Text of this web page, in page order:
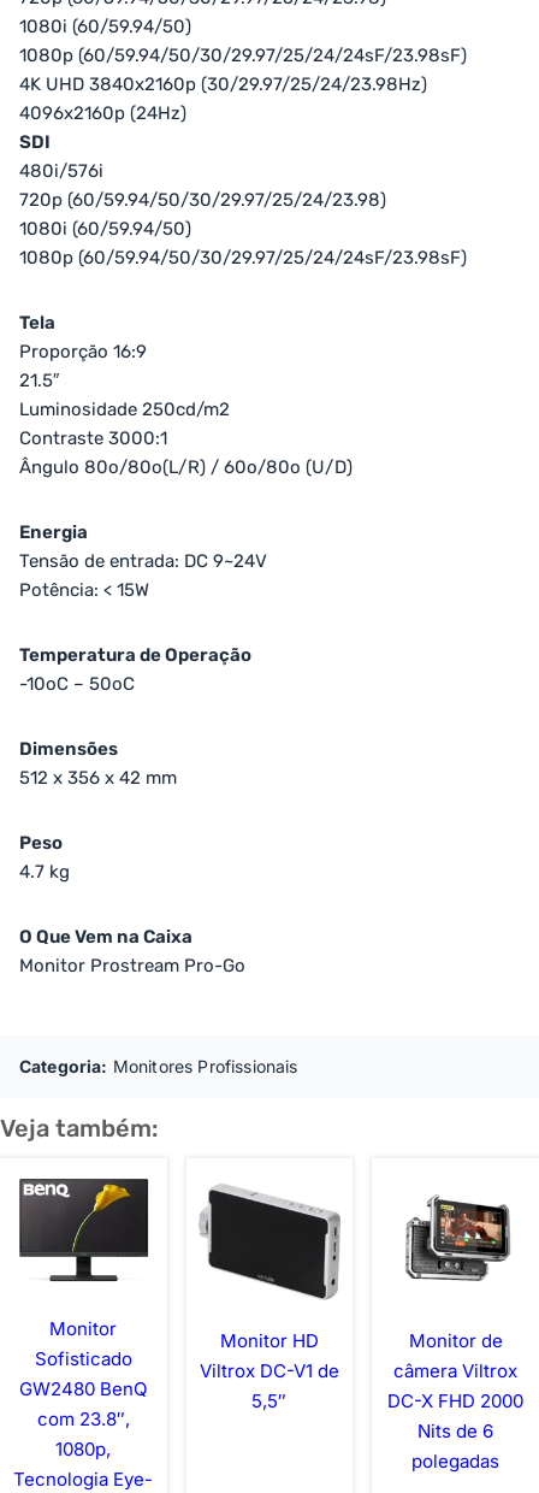
1080i (60/59.94/50)
1080p (60/59.94/50/30/29.97/25/24/24sF/23.98sF)
4K UHD 3840x2160p (30/29.97/25/24/23.98Hz)
4096x2160p (24Hz)
SDI
480i/576i
720p (60/59.94/50/30/29.97/25/24/23.98)
1080i (60/59.94/50)
1080p (60/59.94/50/30/29.97/25/24/24sF/23.98sF)
Tela
Proporção 16:9
21.5″
Luminosidade 250cd/m2
Contraste 3000:1
Ângulo 80o/80o(L/R) / 60o/80o (U/D)
Energia
Tensão de entrada: DC 9~24V
Potência: < 15W
Temperatura de Operação
-10oC – 50oC
Dimensões
512 x 356 x 42 mm
Peso
4.7 kg
O Que Vem na Caixa
Monitor Prostream Pro-Go
Categoria: Monitores Profissionais
Veja também:
Monitor
Sofisticado
GW2480 BenQ
com 23.8″,
1080p,
Tecnologia Eye-
Monitor HD
Viltrox DC-V1 de
5,5″
Monitor de
câmera Viltrox
DC-X FHD 2000
Nits de 6
polegadas